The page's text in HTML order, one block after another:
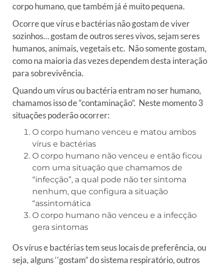
corpo humano, que também já é muito pequena.
Ocorre que vírus e bactérias não gostam de viver
sozinhos… gostam de outros seres vivos, sejam seres
humanos, animais, vegetais etc. Não somente gostam,
como na maioria das vezes dependem desta interação
para sobrevivência.
Quando um vírus ou bactéria entram no ser humano,
chamamos isso de “contaminação”. Neste momento 3
situações poderão ocorrer:
O corpo humano venceu e matou ambos
vírus e bactérias
O corpo humano não venceu e então ficou
com uma situação que chamamos de
“infecção”, a qual pode não ter sintoma
nenhum, que configura a situação
“assintomática
O corpo humano não venceu e a infecção
gera sintomas
Os vírus e bactérias tem seus locais de preferência, ou
seja, alguns ‘’gostam” do sistema respiratório, outros